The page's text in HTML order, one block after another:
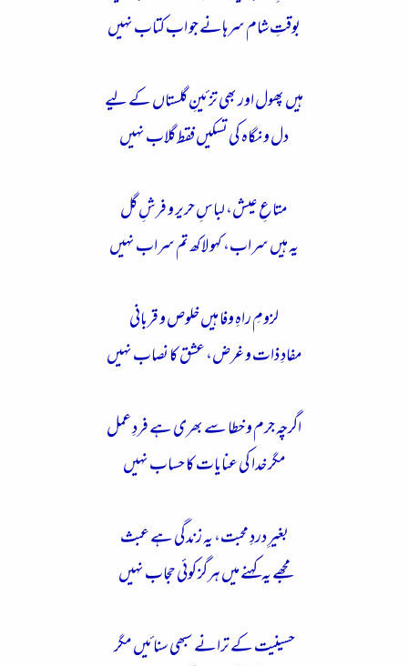
بوقتِ شام سرہانے جو اب کتاب نہیں
ہیں پھول اور بھی تزئینِ گلستاں کے لیے
دل و نگاہ کی تسکیں فقط گلاب نہیں
متاعِ عیش، لباسِ حریر و فرشِ گل
یہ ہیں سراب، کہو لاکھ تم سراب نہیں
لزومِ راہِ وفا ہیں خلوص و قربانی
مفادِ ذات و غرض، عشق کا نصاب نہیں
اگرچہ جرم و خطا سے بھری ہے فردِ عمل
مگر خدا کی عنایات کا حساب نہیں
بغیرِ دردِ محبت، یہ زندگی ہے عبث
مجھے یہ کہنے میں ہرگز کوئی حجاب نہیں
حسینیت کے ترانے سبھی سنائیں مگر